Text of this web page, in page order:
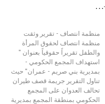
منظمة انتصاف - تقرير وثقت
منظمة انتصاف لحقوق المرأة
والطفل تقريراً حقوقياً بعنوان "
استهداف المجمع الحكومي -
بمديرية بني صريم - عمران" حيث
تناول التقرير جريمة قصف طيران
تحالف العدوان على المجمع
الحكومي بمنطقة المجمع بمديرية